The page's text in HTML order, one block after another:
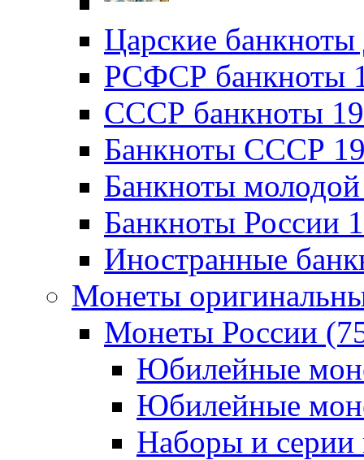
Царские
РСФСР банкноты
CССР банкноты
Банкноты CCCР
Банкноты
Банкноты России
Иностранные
Монеты
Монеты России
Юбилейные
Юбилейные
Наборы и серии